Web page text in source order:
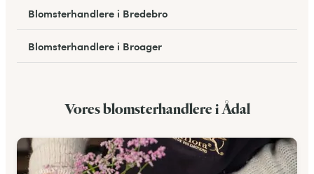
Blomsterhandlere i Bredebro
Blomsterhandlere i Broager
Blomsterhandlere i Egtved
Vores blomsterhandlere i Ådal